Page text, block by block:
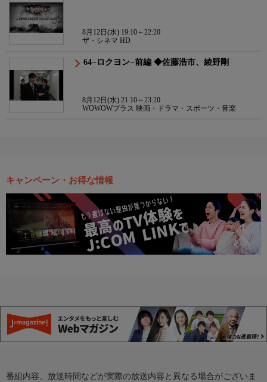
8月12日(水) 19:10～22:20
ザ・シネマ HD
64−ロクヨン−前編 ◆佐藤浩市、綾野剛
8月12日(水) 21:10～23:20
WOWOWプラス 映画・ドラマ・スポーツ・音楽
キャンペーン・お得な情報
番組内容、放送時間などが実際の放送内容と異なる場合がございま